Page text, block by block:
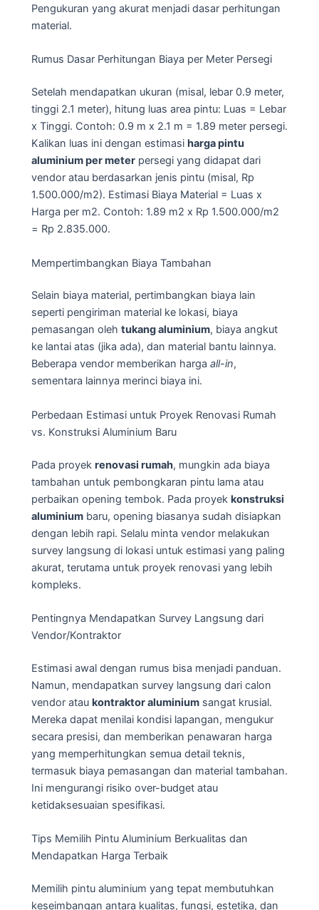
Pengukuran yang akurat menjadi dasar perhitungan
material.
Rumus Dasar Perhitungan Biaya per Meter Persegi
Setelah mendapatkan ukuran (misal, lebar 0.9 meter,
tinggi 2.1 meter), hitung luas area pintu: Luas = Lebar
x Tinggi. Contoh: 0.9 m x 2.1 m = 1.89 meter persegi.
Kalikan luas ini dengan estimasi harga pintu
aluminium per meter persegi yang didapat dari
vendor atau berdasarkan jenis pintu (misal, Rp
1.500.000/m2). Estimasi Biaya Material = Luas x
Harga per m2. Contoh: 1.89 m2 x Rp 1.500.000/m2
= Rp 2.835.000.
Mempertimbangkan Biaya Tambahan
Selain biaya material, pertimbangkan biaya lain
seperti pengiriman material ke lokasi, biaya
pemasangan oleh tukang aluminium, biaya angkut
ke lantai atas (jika ada), dan material bantu lainnya.
Beberapa vendor memberikan harga all-in,
sementara lainnya merinci biaya ini.
Perbedaan Estimasi untuk Proyek Renovasi Rumah
vs. Konstruksi Aluminium Baru
Pada proyek renovasi rumah, mungkin ada biaya
tambahan untuk pembongkaran pintu lama atau
perbaikan opening tembok. Pada proyek konstruksi
aluminium baru, opening biasanya sudah disiapkan
dengan lebih rapi. Selalu minta vendor melakukan
survey langsung di lokasi untuk estimasi yang paling
akurat, terutama untuk proyek renovasi yang lebih
kompleks.
Pentingnya Mendapatkan Survey Langsung dari
Vendor/Kontraktor
Estimasi awal dengan rumus bisa menjadi panduan.
Namun, mendapatkan survey langsung dari calon
vendor atau kontraktor aluminium sangat krusial.
Mereka dapat menilai kondisi lapangan, mengukur
secara presisi, dan memberikan penawaran harga
yang memperhitungkan semua detail teknis,
termasuk biaya pemasangan dan material tambahan.
Ini mengurangi risiko over-budget atau
ketidaksesuaian spesifikasi.
Tips Memilih Pintu Aluminium Berkualitas dan
Mendapatkan Harga Terbaik
Memilih pintu aluminium yang tepat membutuhkan
keseimbangan antara kualitas, fungsi, estetika, dan